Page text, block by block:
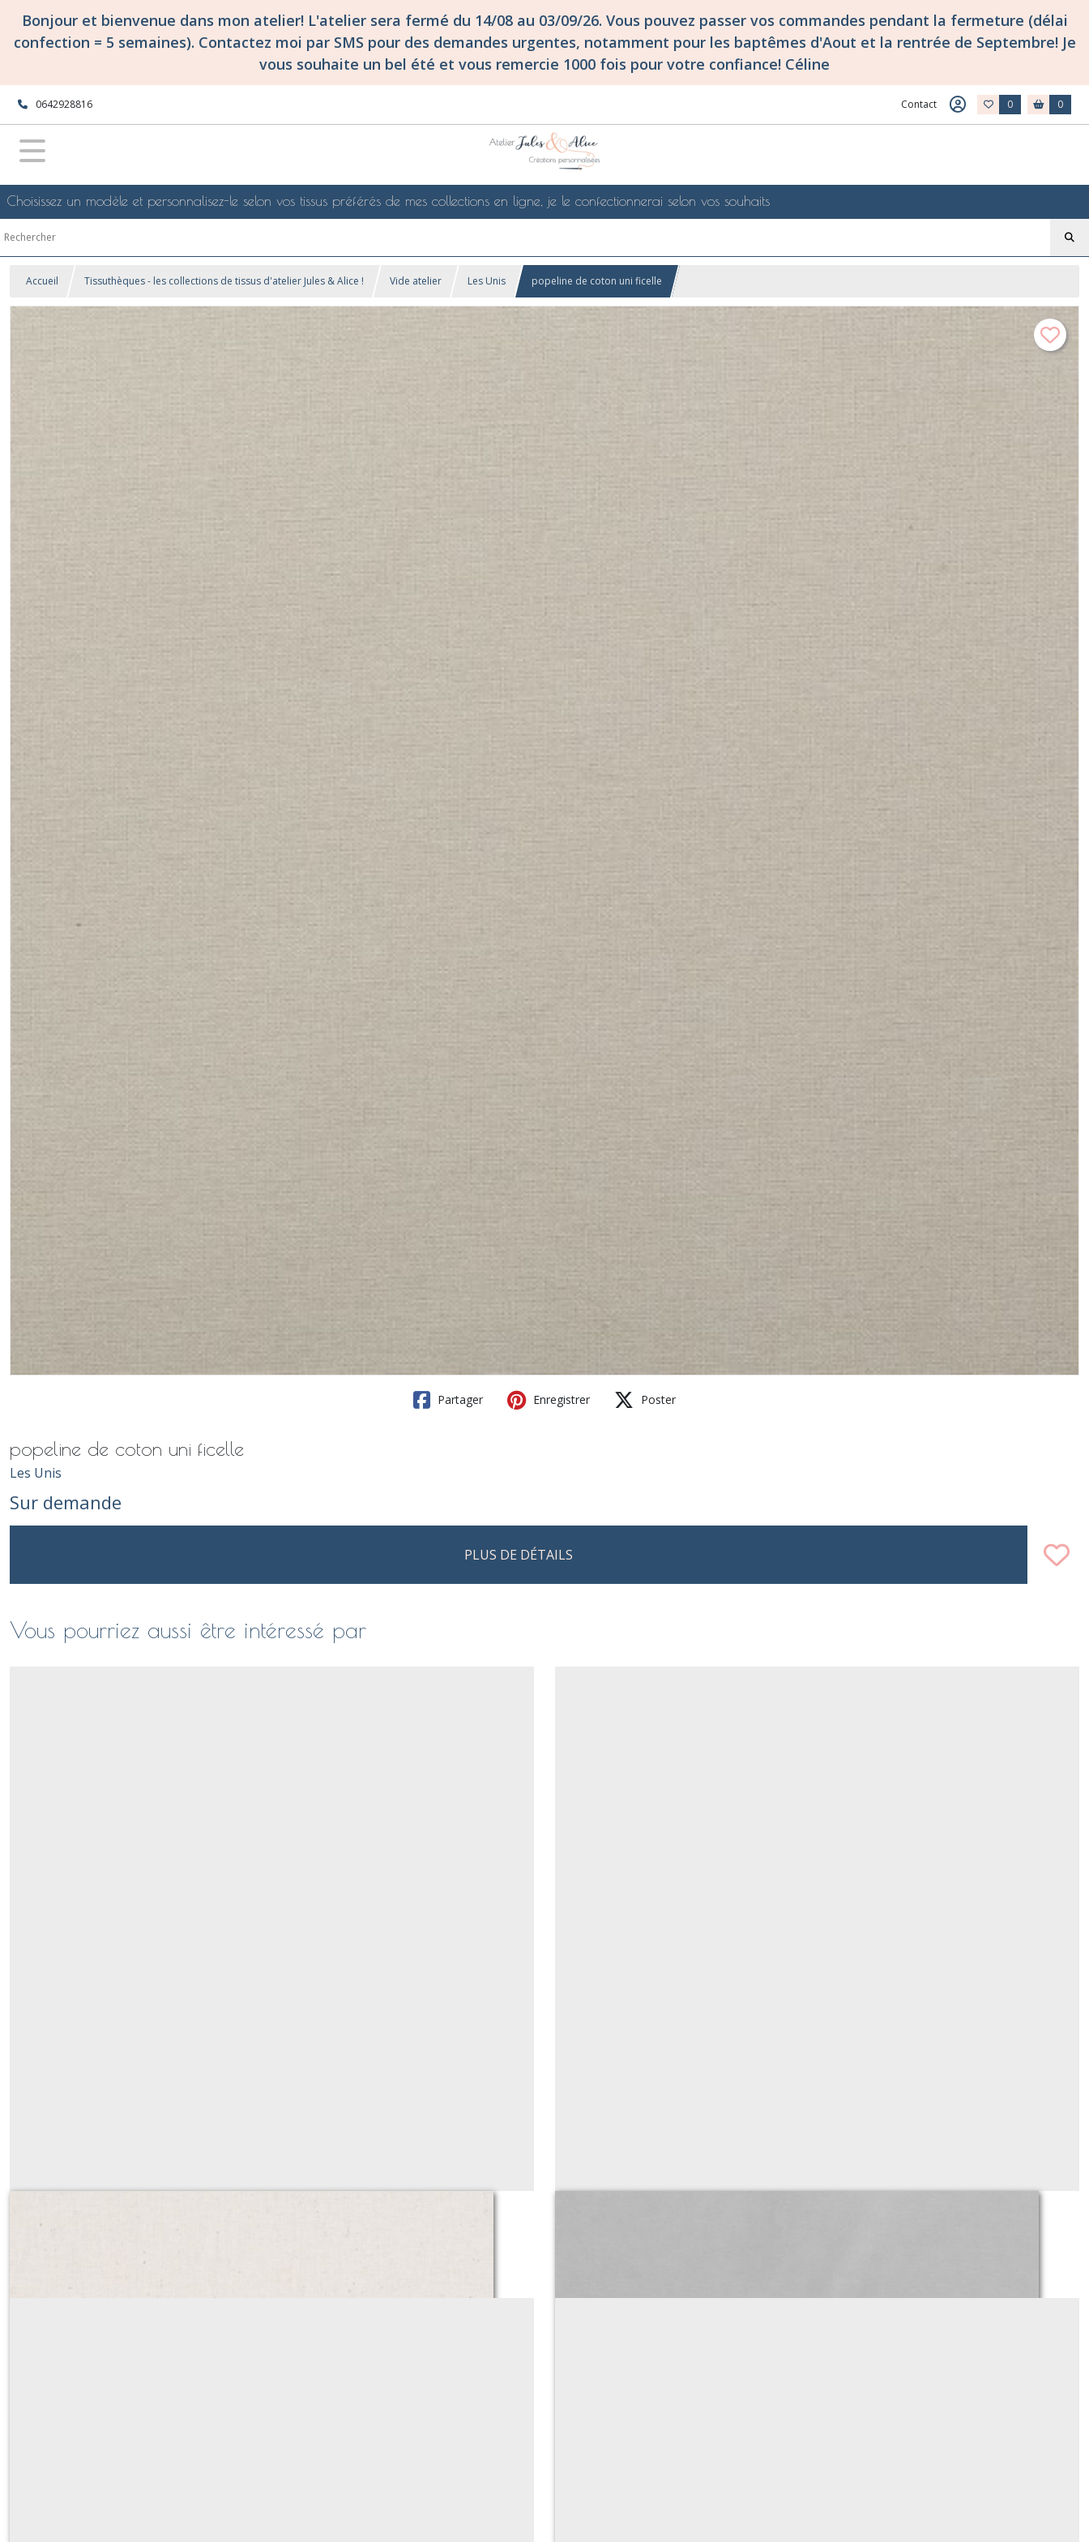
Bonjour et bienvenue dans mon atelier! L'atelier sera fermé du 14/08 au 03/09/26. Vous pouvez passer vos commandes pendant la fermeture (délai
confection = 5 semaines). Contactez moi par SMS pour des demandes urgentes, notamment pour les baptêmes d'Aout et la rentrée de Septembre! Je
vous souhaite un bel été et vous remercie 1000 fois pour votre confiance! Céline
0642928816 Contact 0 0
Choisissez un modèle et personnalisez-le selon vos tissus préférés de mes collections en ligne, je le confectionnerai selon vos souhaits
Accueil Tissuthèques - les collections de tissus d'atelier Jules & Alice ! Vide atelier Les Unis popeline de coton uni ficelle
Partager Enregistrer Poster
popeline de coton uni ficelle
Les Unis
Sur demande
PLUS DE DÉTAILS
Vous pourriez aussi être intéressé par